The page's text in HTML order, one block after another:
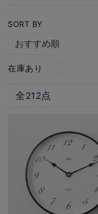
SORT BY
在庫あり
全212点